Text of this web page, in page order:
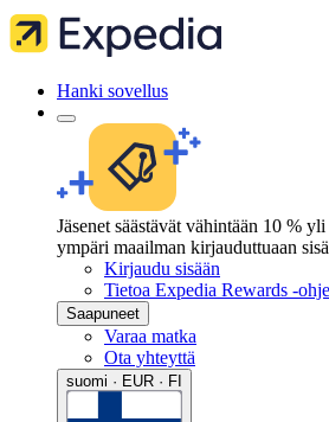
Hanki sovellus
Jäsenet säästävät vähintään 10 %
ympäri maailman kirjauduttuaan
Kirjaudu sisään
Tietoa Expedia Rewards -
Saapuneet
Varaa matka
Ota yhteyttä
suomi · EUR · FI